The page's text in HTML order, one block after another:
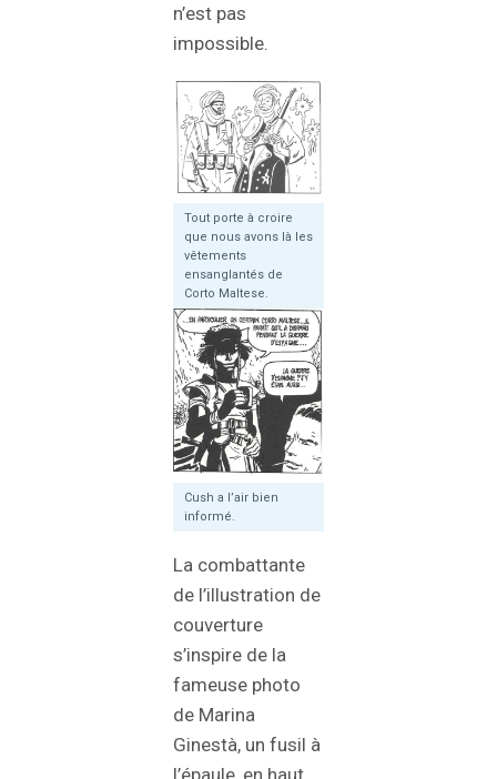
n’est pas
impossible.
Tout porte à croire
que nous avons là les
vêtements
ensanglantés de
Corto Maltese.
Cush a l’air bien
informé.
La combattante
de l’illustration de
couverture
s’inspire de la
fameuse photo
de Marina
Ginestà, un fusil à
l’épaule, en haut